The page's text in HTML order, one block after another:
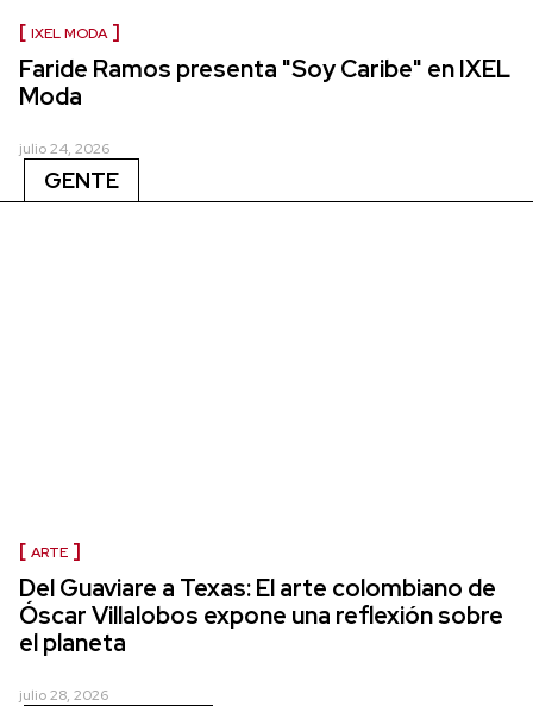
IXEL MODA
Faride Ramos presenta "Soy Caribe" en IXEL
Moda
julio 24, 2026
GENTE
ARTE
Del Guaviare a Texas: El arte colombiano de
Óscar Villalobos expone una reflexión sobre
el planeta
julio 28, 2026